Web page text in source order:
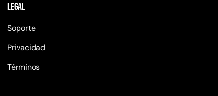
Legal
Soporte
Privacidad
Términos